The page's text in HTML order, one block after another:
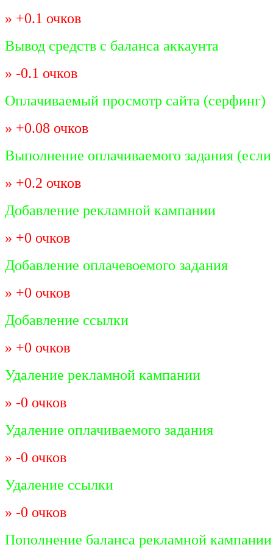
» +0.1 очков
Вывод средств с баланса аккаунта
» -0.1 очков
Оплачиваемый просмотр сайта (серфинг)
» +0.08 очков
Выполнение оплачиваемого задания
» +0.2 очков
Добавление рекламной кампании
» +0 очков
Добавление оплачевоемого задания
» +0 очков
Добавление ссылки
» +0 очков
Удаление рекламной кампании
» -0 очков
Удаление оплачиваемого задания
» -0 очков
Удаление ссылки
» -0 очков
Пополнение баланса рекламной